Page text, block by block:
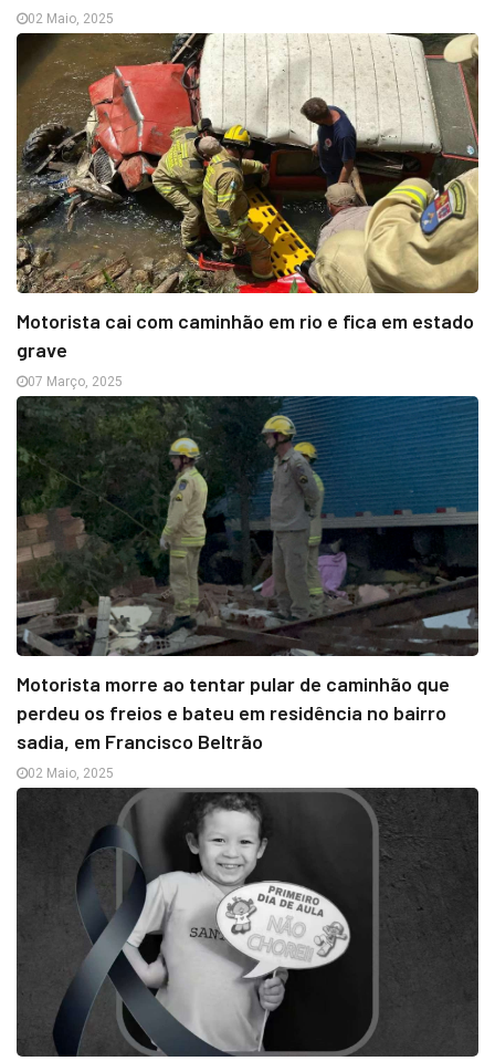
02 Maio, 2025
Motorista cai com caminhão em rio e fica em estado
grave
07 Março, 2025
Motorista morre ao tentar pular de caminhão que
perdeu os freios e bateu em residência no bairro
sadia, em Francisco Beltrão
02 Maio, 2025